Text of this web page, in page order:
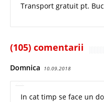
Transport gratuit pt.
(105) comentarii
Domnica 10.09.2018
In cat timp se face un